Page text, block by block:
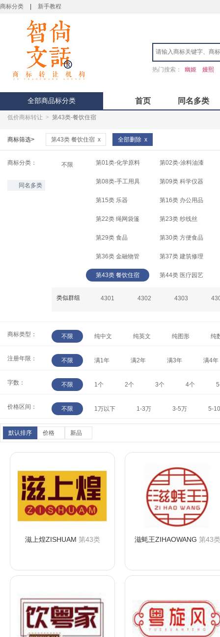
商标分类 新手教程
热门搜索： 幽姬 嫚熙
全部商品标分类 首页 同名多类
低价商标转让 > 第43类-餐饮住宿
商标筛选> 第43类 餐饮住宿 x 全部删除 x
商标分类：
同名多类
不限 第01类-化学原料 第02类-涂料油漆
第08类-手工用具 第09类 科学仪器
第15类 乐器 第16类 办公用品
第22类 绳网袋篷 第23类 纱线丝
第29类 食品 第30类 方便食品
第36类 金融物管 第37类 建筑修理
第43类 餐饮住宿 第44类 医疗园艺
类似群组 4301 4302 4303
商标类型： 不限 纯中文 纯英文 纯图形 纯
注册年限： 不限 满1年 满2年 满3年 满4年
字数： 不限 1个 2个 3个 4个
价格区间： 不限 1万以下 1-3万 3-5万 5-
默认排序 价格 新品
滋上煌ZISHUAM 第43类 滋蚝王ZIHAOWANG 第43类